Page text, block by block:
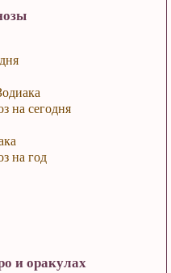
на сегодня
на год
и оракулах